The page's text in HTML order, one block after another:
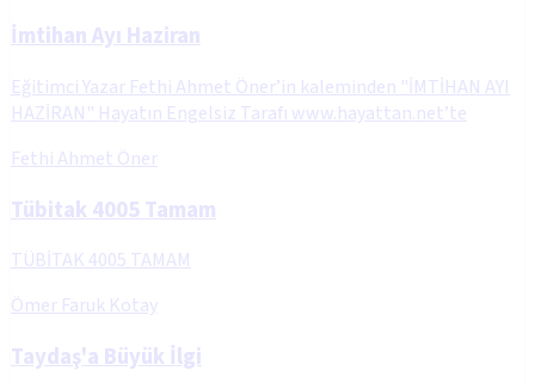
İmtihan Ayı Haziran
Eğitimci Yazar Fethi Ahmet Öner’in kaleminden "İMTİHAN AYI
HAZİRAN" Hayatın Engelsiz Tarafı www.hayattan.net’te
Fethi Ahmet Öner
Tübitak 4005 Tamam
TÜBİTAK 4005 TAMAM
Ömer Faruk Kotay
Taydaş'a Büyük İlgi